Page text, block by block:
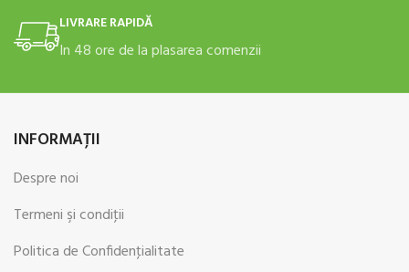
LIVRARE RAPIDĂ
In 48 ore de la plasarea comenzii
INFORMAŢII
Despre noi
Termeni şi condiţii
Politica de Confidenţialitate